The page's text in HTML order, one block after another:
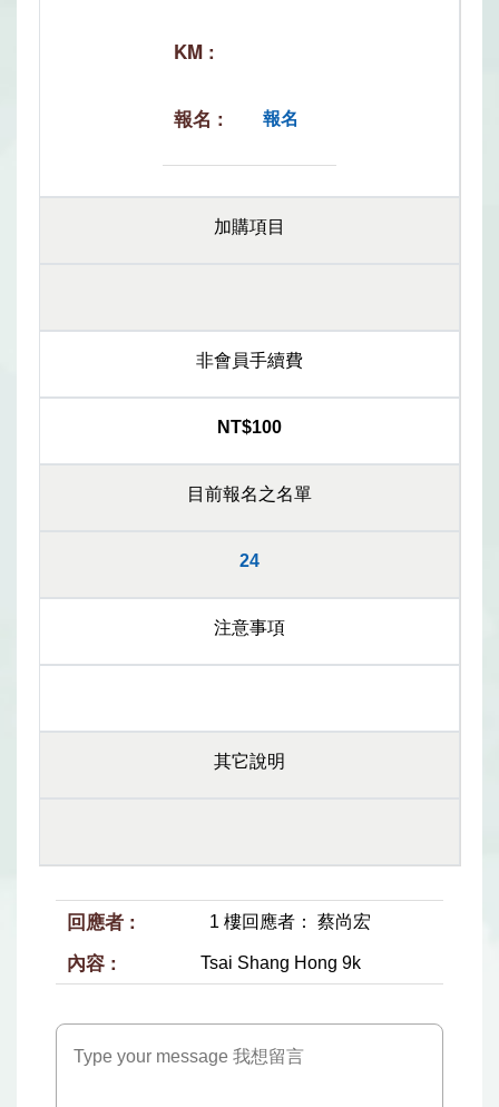
報名
加購項目
非會員手續費
NT$100
目前報名之名單
24
注意事項
其它說明
1 樓回應者： 蔡尚宏
Tsai Shang Hong 9k